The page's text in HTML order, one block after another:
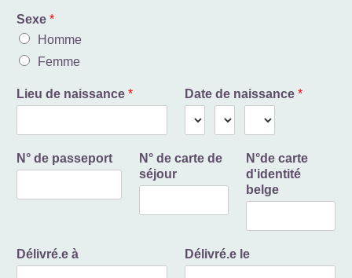
Sexe *
Homme
Femme
Lieu de naissance * Date de naissance *
N° de passeport
N° de carte de
séjour
N°de carte
d'identité
belge
Délivré.e à Délivré.e le